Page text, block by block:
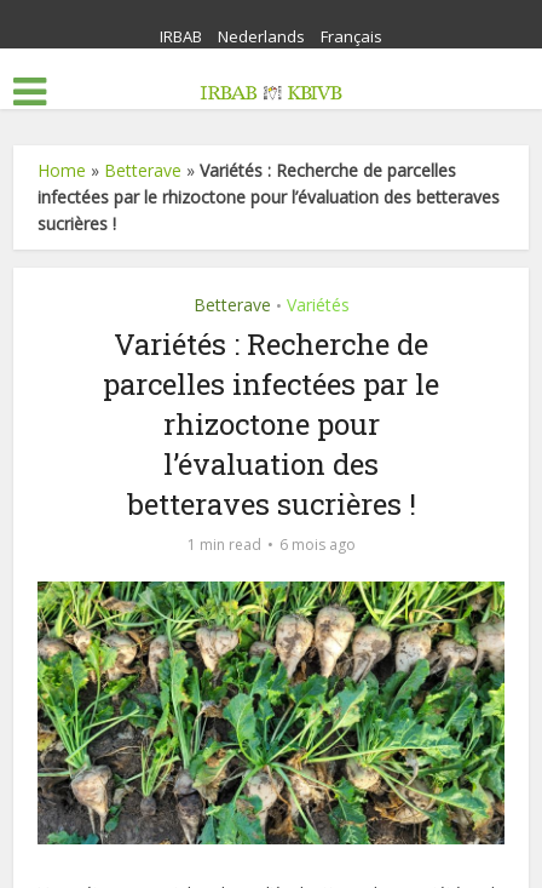
IRBAB Nederlands Français
Home » Betterave »Variétés : Recherche de parcelles
infectées par le rhizoctone pour l’évaluation des betteraves
sucrières !
Betterave • Variétés
Variétés : Recherche de
parcelles infectées par le
rhizoctone pour
l’évaluation des
betteraves sucrières !
1 min read 6 mois ago